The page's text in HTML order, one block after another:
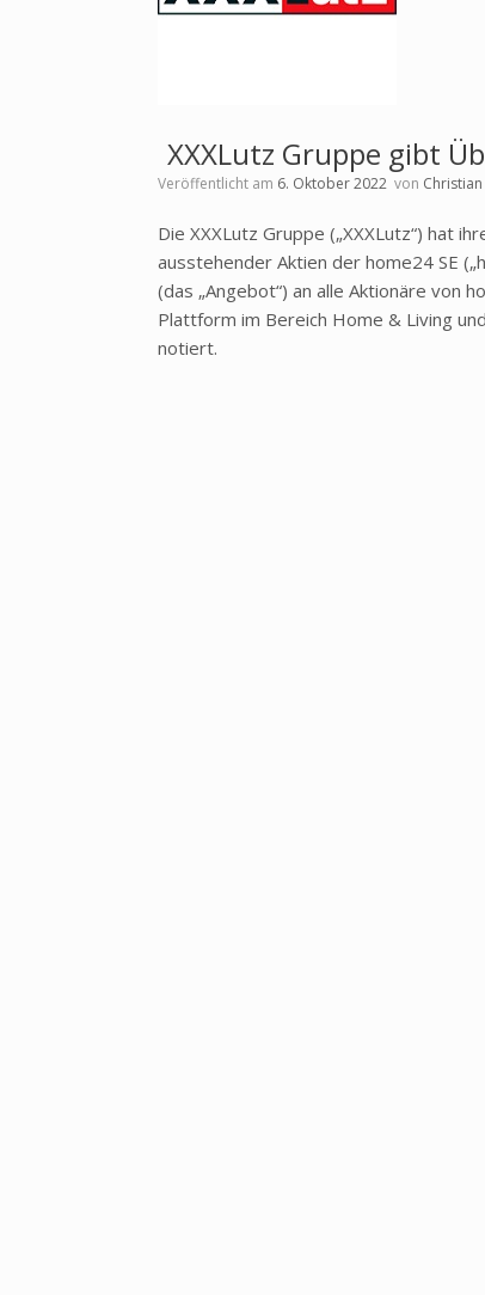
XXXLutz Gruppe gibt
Veröffentlicht am 6. Oktober 2022 von
Die XXXLutz Gruppe („XXXLutz“) hat
ausstehender Aktien der home24 SE
(das „Angebot“) an alle Aktionäre von
Plattform im Bereich Home & Living
notiert.